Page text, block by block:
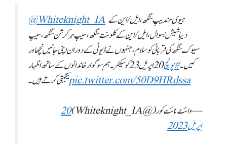
@Whiteknight_IA
دیباشیش بسوال، ایل/این کے کلونت سنگھ، سیپ ہرکرشن سنگھ، سیپ
سیوک سنگھ کی قربانی کو سلام، جنہوں نے ڈیوٹی کے دوران اپنی جانیں نچھاور
کیں۔#پونچ
20 اپریل 23 کو سیکٹر۔ ہم سوگوار خاندانوں کے ساتھ اظہار
pic.twitter.com/50D9HRdssa
— وائٹ نائٹ کور (@Whiteknight_IA)
20
اپریل 2023